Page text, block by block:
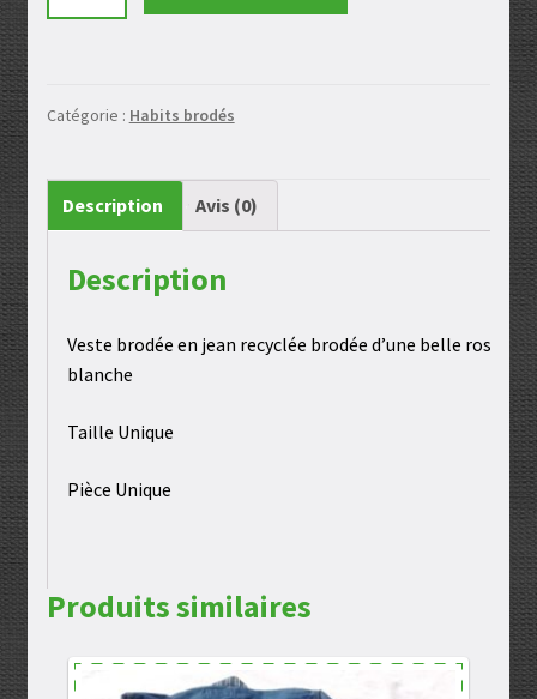
brodée
Catégorie : Habits brodés
Description Avis (0)
Description
Veste brodée en jean recyclée brodée d’une belle rose
blanche
Taille Unique
Pièce Unique
Produits similaires